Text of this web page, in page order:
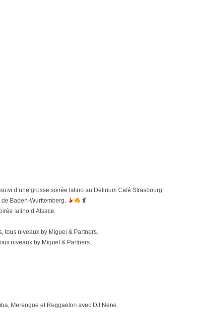
d’une grosse soirée latino au Delirium Café Strasbourg.
Baden-Wurttemberg.
latino d’Alsace.
tous niveaux by Miguel & Partners.
niveaux by Miguel & Partners.
Merengue et Reggaeton avec DJ Nene.